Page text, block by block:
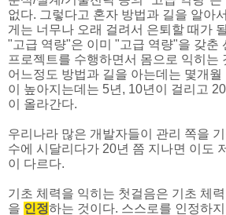
없다. 그렇다고 혼자 방법과 길을 알아
게는 너무나 오래 걸려서 은퇴할 때가
"고급 역량"은 이미 "고급 역량"을 갖춘
프로젝트를 수행하면서 몸으로 익히는
어느정도 방법과 길을 아는데는 몇개
이 높아지는데는 5년, 10년이 걸리고
이 올라간다.
우리나라 많은 개발자들이 관리 쪽을
수에 시달리다가 20년 쯤 지나면 이도
이 다르다.
기초 체력을 익히는 첫걸음은 기초 체
을 인정하는 것이다. 스스로를 인정하